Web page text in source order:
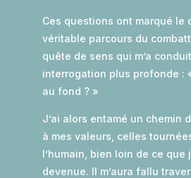
Ces questions ont marqué le
véritable parcours du
quête de sens qui m’a
interrogation plus profonde :
au fond ? »
J’ai alors entamé un chemin
à mes valeurs, celles
l’humain, bien loin de ce que
devenue. Il m’aura fallu